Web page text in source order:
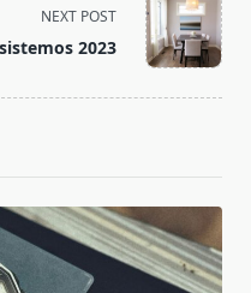
NEXT POST
2023